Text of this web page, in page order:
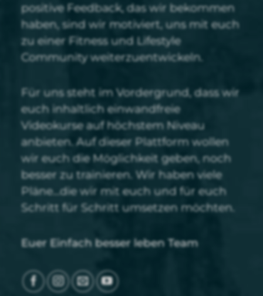
positive Feedback, das wir bekommen
haben, sind wir motiviert, uns mit euch
zu einer Fitness und Lifestyle
Community weiterzuentwickeln.
Für uns steht im Vordergrund, dass wir
euch inhaltlich einwandfreie
Videokurse auf höchstem Niveau
anbieten. Auf dieser Plattform wollen
wir euch die Möglichkeit geben, noch
besser zu trainieren. Wir haben viele
Pläne…die wir mit euch und für euch
Schritt für Schritt umsetzen möchten.
Euer Einfach besser leben Team